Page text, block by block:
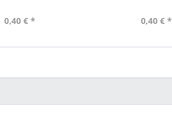
0,40 € * 0,40 € *